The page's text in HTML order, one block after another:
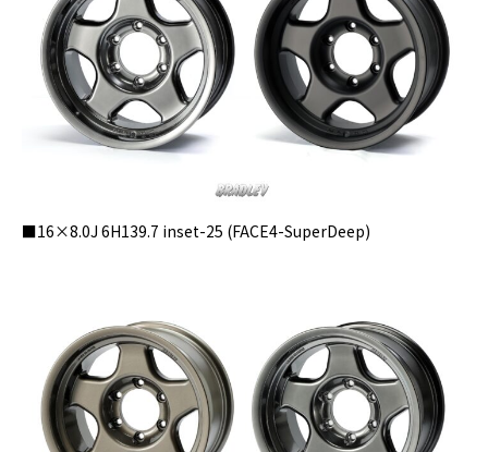
■16×8.0J 6H139.7 inset-25 (FACE4-SuperDeep)